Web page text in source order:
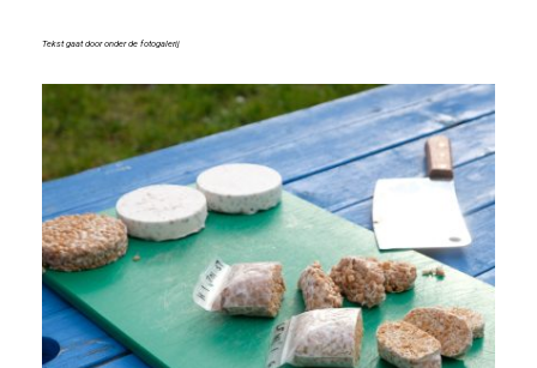
Tekst gaat door onder de fotogalerij